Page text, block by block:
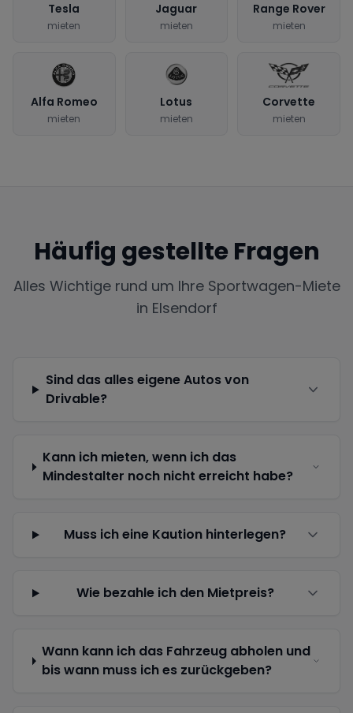
Tesla
mieten
Jaguar
mieten
Range Rover
mieten
Alfa Romeo
mieten
Lotus
mieten
Corvette
mieten
Häufig gestellte Fragen
Alles Wichtige rund um Ihre Sportwagen-Miete
in Elsendorf
Sind das alles eigene Autos von
Drivable?
Kann ich mieten, wenn ich das
Mindestalter noch nicht erreicht habe?
Muss ich eine Kaution hinterlegen?
Wie bezahle ich den Mietpreis?
Wann kann ich das Fahrzeug abholen und
bis wann muss ich es zurückgeben?